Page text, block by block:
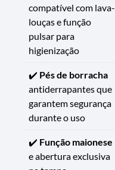
compatível com lava-
louças e função
pulsar para
higienização
✔️ Pés de borracha
antiderrapantes que
garantem segurança
durante o uso
✔️ Função maionese
e abertura exclusiva